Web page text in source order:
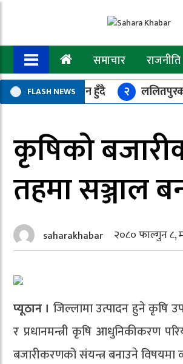
समाचार राजनीति
FLASH NEWS
पोर्टल’ कार्यान्वयन हुँदै २
कृषिको
तहमा सञ्जाल
saharakhabar २०८० फाल्गुन ८,
प्यूठान । जिल्लामा उत्पादन हुने कृषि
र प्रधानमन्त्री कृषि आधुनिकीकरण
बजारीकरणको संयन्त्र बनाउने